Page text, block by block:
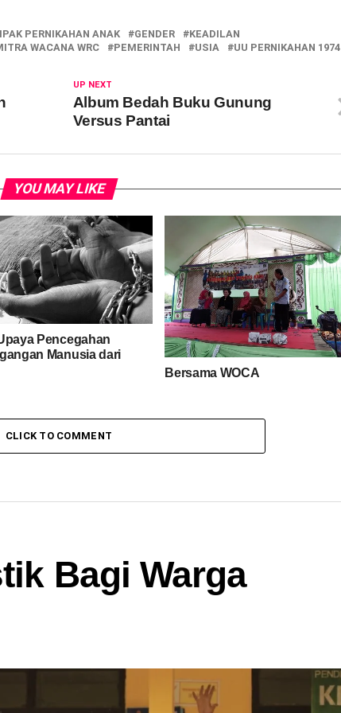
PERNIKAHAN ANAK GENDER
KEADILAN
WACANA WRC
PEMERINTAH USIA UU PERNIKAHAN 1974
UP NEXT
Album Bedah Buku Gunung
Versus Pantai
YOU MAY LIKE
Pencegahan
Manusia dari
Bersama WOCA
CLICK TO COMMENT
Bagi Warga